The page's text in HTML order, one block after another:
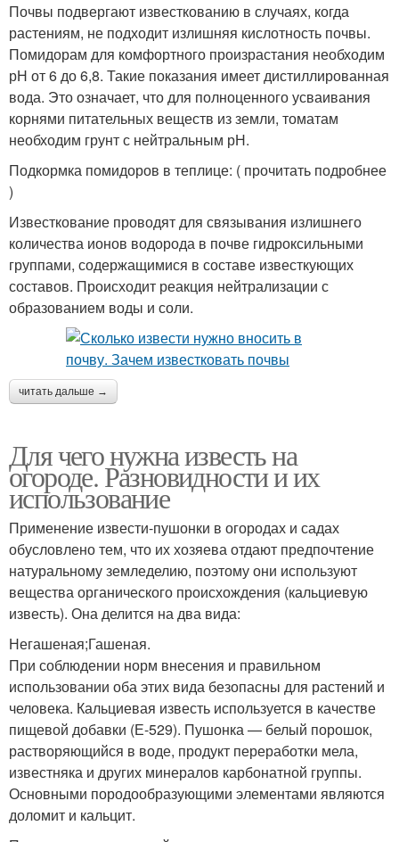
Почвы подвергают известкованию в случаях, когда
растениям, не подходит излишняя кислотность почвы.
Помидорам для комфортного произрастания необходим
рН от 6 до 6,8. Такие показания имеет дистиллированная
вода. Это означает, что для полноценного усваивания
корнями питательных веществ из земли, томатам
необходим грунт с нейтральным рН.
Подкормка помидоров в теплице: ( прочитать подробнее
)
Известкование проводят для связывания излишнего
количества ионов водорода в почве гидроксильными
группами, содержащимися в составе известкующих
составов. Происходит реакция нейтрализации с
образованием воды и соли.
читать дальше →
Для чего нужна известь на
огороде. Разновидности и их
использование
Применение извести-пушонки в огородах и садах
обусловлено тем, что их хозяева отдают предпочтение
натуральному земледелию, поэтому они используют
вещества органического происхождения (кальциевую
известь). Она делится на два вида:
Негашеная;Гашеная.
При соблюдении норм внесения и правильном
использовании оба этих вида безопасны для растений и
человека. Кальциевая известь используется в качестве
пищевой добавки (Е-529). Пушонка — белый порошок,
растворяющийся в воде, продукт переработки мела,
известняка и других минералов карбонатной группы.
Основными породообразующими элементами являются
доломит и кальцит.